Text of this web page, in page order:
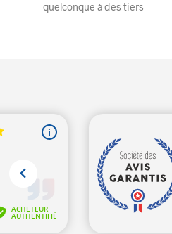
quelconque à des tiers